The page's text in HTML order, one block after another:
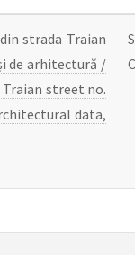
strada Traian
de arhitectură /
Traian street no.
data,